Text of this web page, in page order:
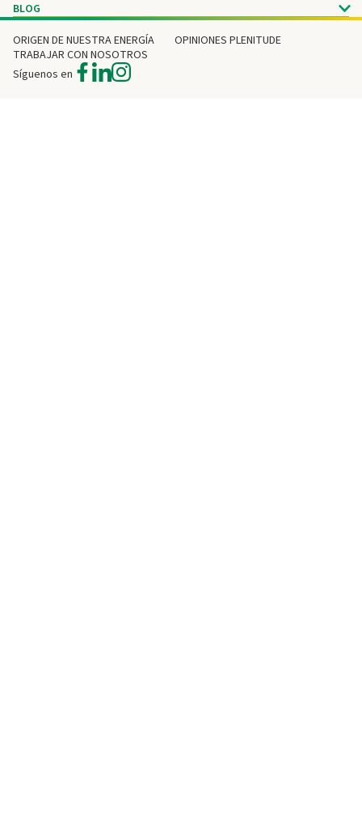
BLOG
ORIGEN DE NUESTRA ENERGÍA
OPINIONES PLENITUDE
TRABAJAR CON NOSOTROS
Síguenos en